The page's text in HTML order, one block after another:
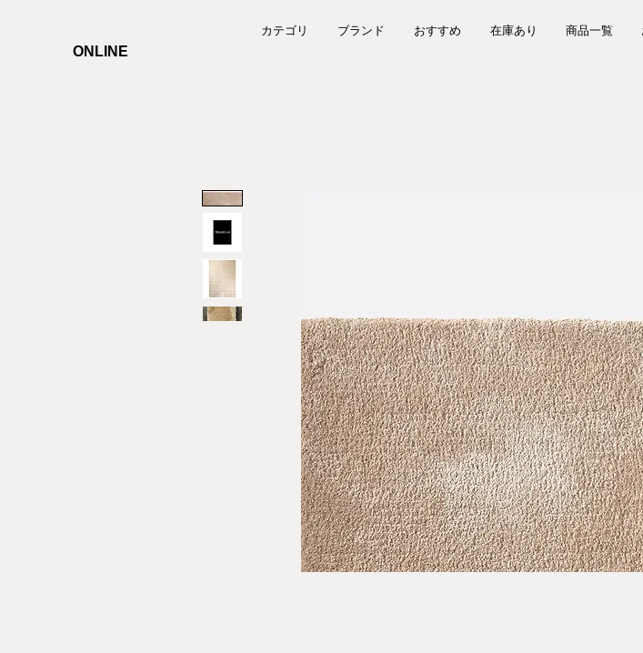
ONLINE
カテゴリ ブランド おすすめ 在庫あり 商品一覧